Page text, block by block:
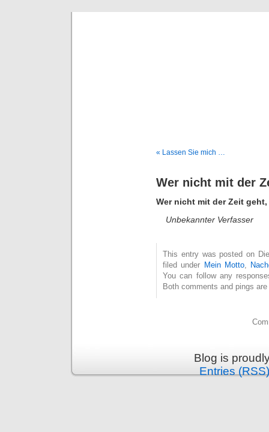
« Lassen Sie mich …
Wer nicht mit der
Wer nicht mit der Zeit
Unbekannter Verfasser
This entry was posted on
filed under Mein Motto,
You can follow any
Both comments and pings
Blog is
Entries (RSS)